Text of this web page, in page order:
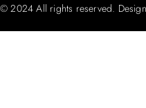
© 2024 All rights reserved.